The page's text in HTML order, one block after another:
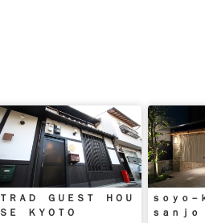
ＴＲＡＤ ＧＵＥＳＴ ＨＯＵ
ＳＥ ＫＹＯＴＯ
ｓｏｙｏ
ｓａｎｊｏ